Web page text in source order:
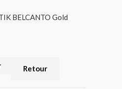
BELCANTO Gold
Retour